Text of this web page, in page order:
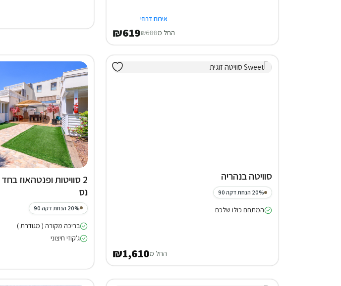
אירוח דרוזי
החל מ₪688
₪619
סוויטה בנהריה
20% הנחת דקה 90
המתחם כולו שלכם
החל מ₪1,610
2 סוויטות ופנטהאוז בחד
נס
20% הנחת דקה 90
בריכה מקורה ( מגודרת )
ג'קוזי חיצוני